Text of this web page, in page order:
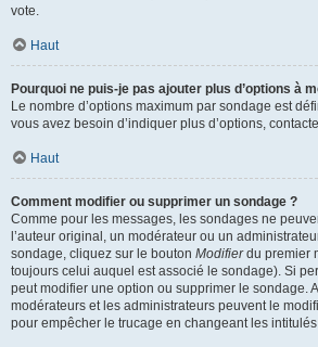
vote.
Haut
Pourquoi ne puis-je pas ajouter plus d’options à
Le nombre d’options maximum par sondage est
vous avez besoin d’indiquer plus d’options,
Haut
Comment modifier ou supprimer un sondage ?
Comme pour les messages, les sondages ne
l’auteur original, un modérateur ou un
sondage, cliquez sur le bouton Modifierdu premier
toujours celui auquel est associé le sondage). Si
peut modifier une option ou supprimer le sondage.
modérateurs et les administrateurs peuvent le
pour empêcher le trucage en changeant les